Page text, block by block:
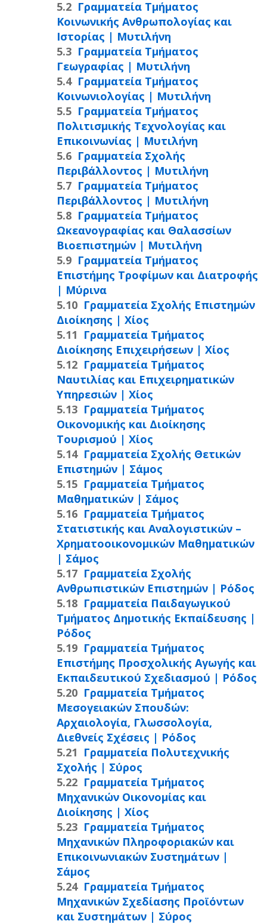
Γραμματεία Τμήματος
Κοινωνικής Ανθρωπολογίας και
Ιστορίας | Μυτιλήνη
Γραμματεία Τμήματος
Γεωγραφίας | Μυτιλήνη
Γραμματεία Τμήματος
Κοινωνιολογίας | Μυτιλήνη
Γραμματεία Τμήματος
Πολιτισμικής Τεχνολογίας και
Επικοινωνίας | Μυτιλήνη
Γραμματεία Σχολής
Περιβάλλοντος | Μυτιλήνη
Γραμματεία Τμήματος
Περιβάλλοντος | Μυτιλήνη
Γραμματεία Τμήματος
Ωκεανογραφίας και Θαλασσίων
Βιοεπιστημών | Μυτιλήνη
Γραμματεία Τμήματος
Επιστήμης Τροφίμων και Διατροφής
| Μύρινα
Γραμματεία Σχολής Επιστημών
Διοίκησης | Χίος
Γραμματεία Τμήματος
Διοίκησης Επιχειρήσεων | Χίος
Γραμματεία Τμήματος
Ναυτιλίας και Επιχειρηματικών
Υπηρεσιών | Χίος
Γραμματεία Τμήματος
Οικονομικής και Διοίκησης
Τουρισμού | Χίος
Γραμματεία Σχολής Θετικών
Επιστημών | Σάμος
Γραμματεία Τμήματος
Μαθηματικών | Σάμος
Γραμματεία Τμήματος
Στατιστικής και Αναλογιστικών –
Χρηματοοικονομικών Μαθηματικών
| Σάμος
Γραμματεία Σχολής
Ανθρωπιστικών Επιστημών | Ρόδος
Γραμματεία Παιδαγωγικού
Τμήματος Δημοτικής Εκπαίδευσης |
Ρόδος
Γραμματεία Τμήματος
Επιστήμης Προσχολικής Αγωγής και
Εκπαιδευτικού Σχεδιασμού | Ρόδος
Γραμματεία Τμήματος
Μεσογειακών Σπουδών:
Αρχαιολογία, Γλωσσολογία,
Διεθνείς Σχέσεις | Ρόδος
Γραμματεία Πολυτεχνικής
Σχολής | Σύρος
Γραμματεία Τμήματος
Μηχανικών Οικονομίας και
Διοίκησης | Χίος
Γραμματεία Τμήματος
Μηχανικών Πληροφοριακών και
Επικοινωνιακών Συστημάτων |
Σάμος
Γραμματεία Τμήματος
Μηχανικών Σχεδίασης Προϊόντων
και Συστημάτων | Σύρος